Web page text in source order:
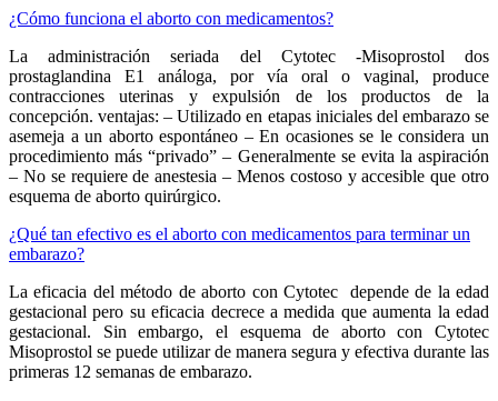
¿Cómo funciona el aborto con medicamentos?
La administración seriada del Cytotec -Misoprostol dos
prostaglandina E1 análoga, por vía oral o vaginal, produce
contracciones uterinas y expulsión de los productos de la
concepción. ventajas: – Utilizado en etapas iniciales del embarazo se
asemeja a un aborto espontáneo – En ocasiones se le considera un
procedimiento más “privado” – Generalmente se evita la aspiración
– No se requiere de anestesia – Menos costoso y accesible que otro
esquema de aborto quirúrgico.
¿Qué tan efectivo es el aborto con medicamentos para terminar un
embarazo?
La eficacia del método de aborto con Cytotec depende de la edad
gestacional pero su eficacia decrece a medida que aumenta la edad
gestacional. Sin embargo, el esquema de aborto con Cytotec
Misoprostol se puede utilizar de manera segura y efectiva durante las
primeras 12 semanas de embarazo.